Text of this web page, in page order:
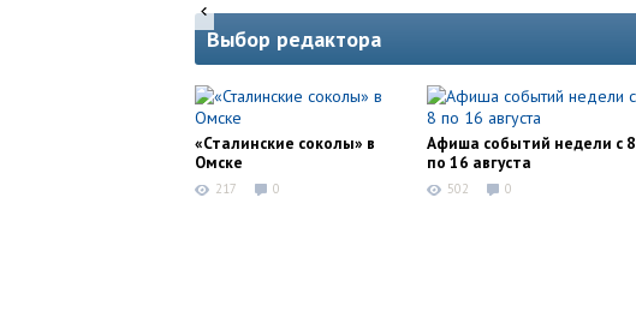
Выбор редактора
«Сталинские соколы» в
Омске
217 0
Афиша событий недели с 8
по 16 августа
502 0